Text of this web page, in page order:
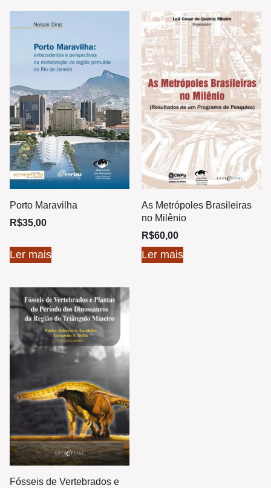
Porto Maravilha
R$35,00
Ler mais
As Metrópoles Brasileiras
no Milênio
R$60,00
Ler mais
Fósseis de Vertebrados e